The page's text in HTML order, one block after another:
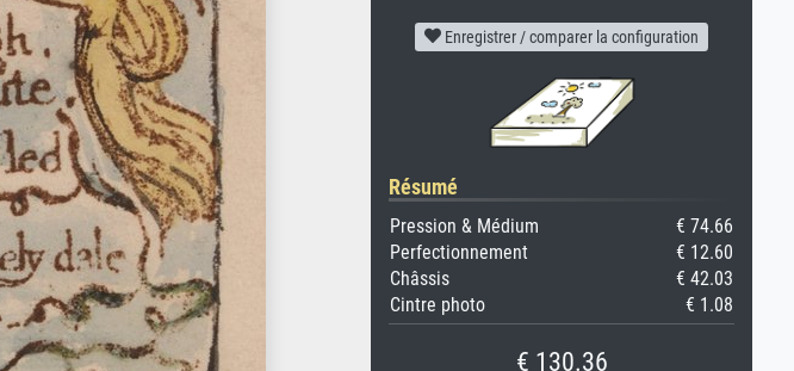
Enregistrer / comparer la configuration
Résumé
Pression & Médium
€ 74.66
Perfectionnement
€ 12.60
Châssis
€ 42.03
Cintre photo
€ 1.08
€ 130.36